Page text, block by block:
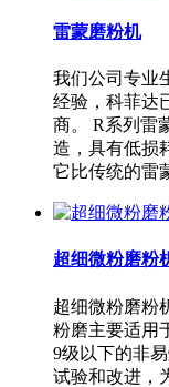
雷蒙磨粉机
我们公司专业
经验，科菲达
商。 R系列雷
造，具有低损
它比传统的雷
超细微粉磨粉
超细微粉磨粉
粉磨主要适用
9级以下的非
试验和改进，